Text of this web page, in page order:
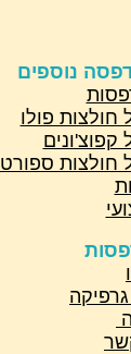
נוספים
פולו
חולצות ספורט